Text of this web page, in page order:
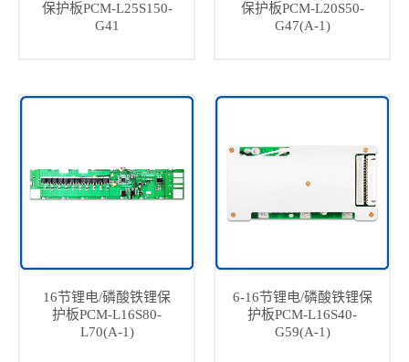
保护板PCM-L25S150-
G41
保护板PCM-L20S50-
G47(A-1)
16节锂电/磷酸铁锂保
护板PCM-L16S80-
L70(A-1)
6-16节锂电/磷酸铁锂保
护板PCM-L16S40-
G59(A-1)